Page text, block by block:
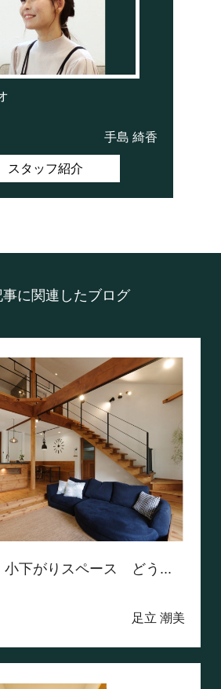
手島 綺香
スタッフ紹介
事に関連したブログ
小下がりスペース どう...
足立 潮美